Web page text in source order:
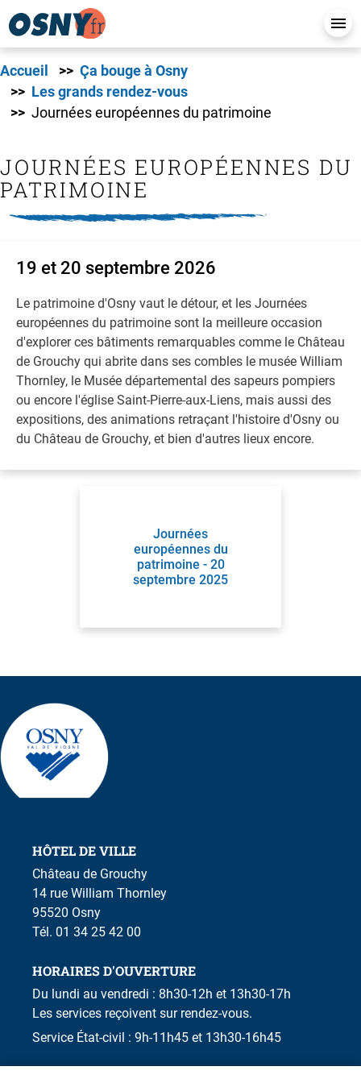
Accueil
Ça bouge à Osny
Les grands rendez-vous
Journées européennes du patrimoine
JOURNÉES EUROPÉENNES DU
PATRIMOINE
19 et 20 septembre 2026
Le patrimoine d'Osny vaut le détour, et les Journées
européennes du patrimoine sont la meilleure occasion
d'explorer ces bâtiments remarquables comme le Château
de Grouchy qui abrite dans ses combles le musée William
Thornley, le Musée départemental des sapeurs pompiers
ou encore l'église Saint-Pierre-aux-Liens, mais aussi des
expositions, des animations retraçant l'histoire d'Osny ou
du Château de Grouchy, et bien d'autres lieux encore.
Journées
européennes du
patrimoine - 20
septembre 2025
HÔTEL DE VILLE
Château de Grouchy
14 rue William Thornley
95520 Osny
Tél. 01 34 25 42 00
HORAIRES D'OUVERTURE
Du lundi au vendredi : 8h30-12h et 13h30-17h
Les services reçoivent sur rendez-vous.
Service État-civil : 9h-11h45 et 13h30-16h45